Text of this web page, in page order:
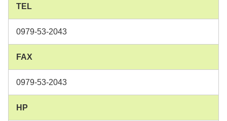
TEL
0979-53-2043
FAX
0979-53-2043
HP